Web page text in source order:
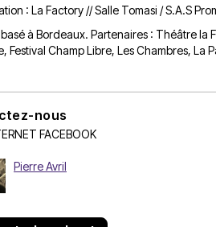
: La Factory // Salle Tomasi / S.A.S
à Bordeaux. Partenaires : Théâtre la
Festival Champ Libre, Les Chambres,
nous
FACEBOOK
Pierre Avril